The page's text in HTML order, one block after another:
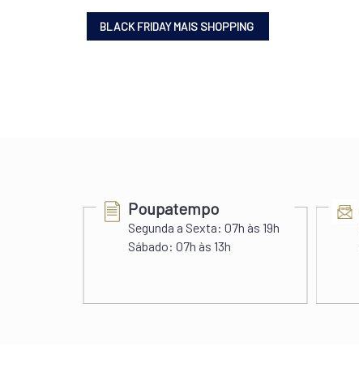
Poupatempo
Segunda a Sexta: 07h às 19h
Sábado: 07h às 13h